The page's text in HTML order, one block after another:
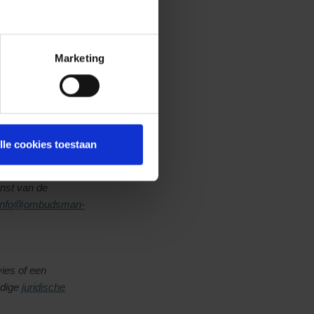
Marketing
cookies toestaan
in verband met
met stilzwijgende
per post
van de
of een
juridische